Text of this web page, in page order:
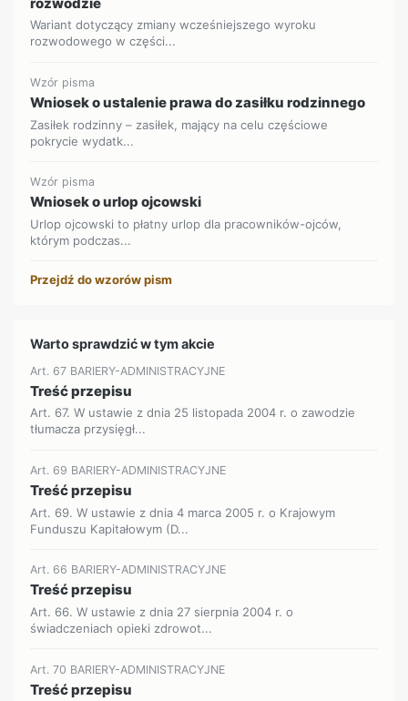
Wariant dotyczący zmiany wcześniejszego wyroku
rozwodowego w części...
Wzór pisma
Wniosek o ustalenie prawa do zasiłku rodzinnego
Zasiłek rodzinny – zasiłek, mający na celu częściowe
pokrycie wydatk...
Wzór pisma
Wniosek o urlop ojcowski
Urlop ojcowski to płatny urlop dla pracowników-ojców,
którym podczas...
Przejdź do wzorów pism
Warto sprawdzić w tym akcie
Art. 67 BARIERY-ADMINISTRACYJNE
Treść przepisu
Art. 67. W ustawie z dnia 25 listopada 2004 r. o zawodzie
tłumacza przysięgł...
Art. 69 BARIERY-ADMINISTRACYJNE
Treść przepisu
Art. 69. W ustawie z dnia 4 marca 2005 r. o Krajowym
Funduszu Kapitałowym (D...
Art. 66 BARIERY-ADMINISTRACYJNE
Treść przepisu
Art. 66. W ustawie z dnia 27 sierpnia 2004 r. o
świadczeniach opieki zdrowot...
Art. 70 BARIERY-ADMINISTRACYJNE
Treść przepisu